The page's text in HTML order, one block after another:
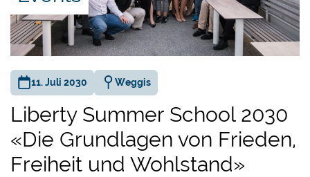
11. Juli 2030 Weggis
Liberty Summer School 2030
«Die Grundlagen von Frieden,
Freiheit und Wohlstand»